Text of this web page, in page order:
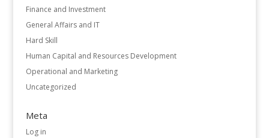
Finance and Investment
General Affairs and IT
Hard Skill
Human Capital and Resources Development
Operational and Marketing
Uncategorized
Meta
Log in